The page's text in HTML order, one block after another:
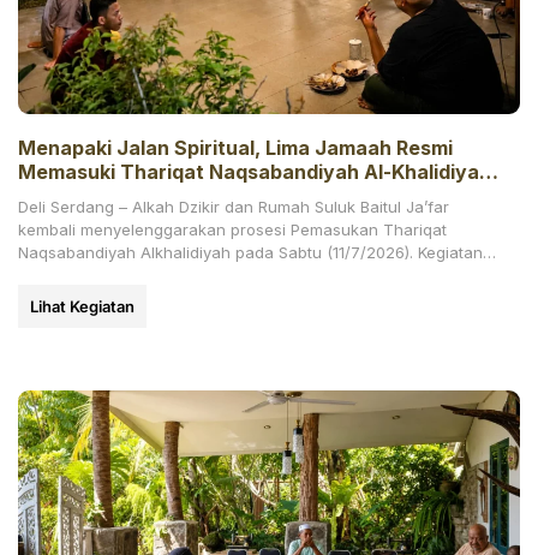
Menapaki Jalan Spiritual, Lima Jamaah Resmi
Memasuki Thariqat Naqsabandiyah Al-Khalidiyah
Deli Serdang – Alkah Dzikir dan Rumah Suluk Baitul Ja’far
kembali menyelenggarakan prosesi Pemasukan Thariqat
Naqsabandiyah Alkhalidiyah pada Sabtu (11/7/2026). Kegiatan
Lihat Kegiatan